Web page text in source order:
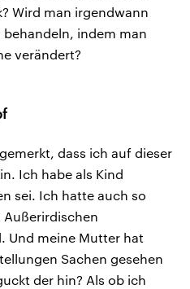
Wird man irgendwann
indem man
verändert?
dass ich auf dieser
Ich habe als Kind
sei. Ich hatte auch so
Außerirdischen
Und meine Mutter hat
Sachen gesehen
der hin? Als ob ich